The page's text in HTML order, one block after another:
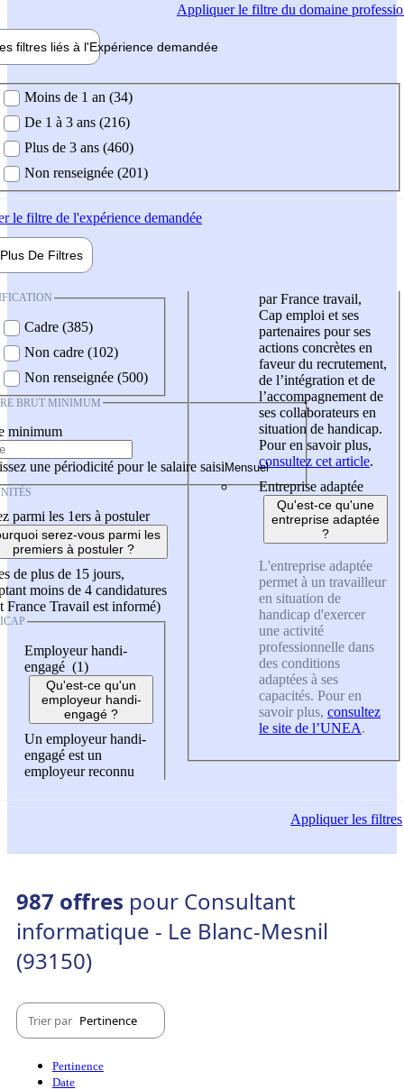
Appliquerle filtre du domaine
filtres liés à l'Expérience demandée
demandée
Moins de 1 an (34)
De 1 à 3 ans (216)
Plus de 3 ans (460)
Non renseignée (201)
le filtre de l'expérience demandée
Plus De Filtres
Cadre (385)
Non cadre (102)
Non renseignée (500)
BRUT MINIMUM
minimum
une périodicité pour le salaire saisi
parmi les 1ers à postuler
serez-vous parmi les
premiers à postuler ?
de plus de 15 jours,
moins de 4 candidatures
France Travail est informé)
Employeur handi-
engagé (1)
Qu'est-ce qu'un
employeur handi-
engagé ?
Un employeur handi-
engagé est un
employeur reconnu
par France travail,
Cap emploi et ses
partenaires pour ses
actions concrètes en
faveur du recrutement,
de l’intégration et de
l’accompagnement de
ses collaborateurs en
situation de handicap.
Pour en savoir plus,
consultez cet article.
Entreprise adaptée
Qu'est-ce qu'une
entreprise adaptée
?
L'entreprise adaptée
permet à un travailleur
en situation de
handicap d'exercer
une activité
professionnelle dans
des conditions
adaptées à ses
capacités. Pour en
savoir plus, consultez
le site de l’UNEA.
Appliquerles filtres
987 offres pour Consultant
informatique - Le Blanc-Mesnil
(93150)
Trier par Pertinence
Pertinence
Date